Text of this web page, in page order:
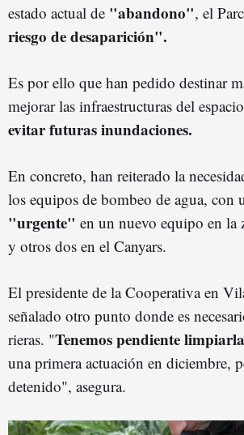
estado actual de "abandono", el
riesgo de desaparición".
Es por ello que han pedido destinar
mejorar las infraestructuras del
evitar futuras inundaciones.
En concreto, han reiterado la
los equipos de bombeo de agua, con
"urgente" en un nuevo equipo en la
y otros dos en el Canyars.
El presidente de la Cooperativa en
señalado otro punto donde es
rieras. "Tenemos pendiente
una primera actuación en diciembre,
detenido", asegura.